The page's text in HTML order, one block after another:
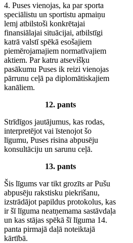
4. Puses vienojas, ka par sporta
speciālistu un sportistu apmaiņu
lemj atbilstoši konkrētajai
finansiālajai situācijai, atbilstīgi
katrā valstī spēkā esošajiem
piemērojamajiem normatīvajiem
aktiem. Par katru atsevišķu
pasākumu Puses ik reizi vienojas
pārrunu ceļā pa diplomātiskajiem
kanāliem.
12. pants
Strīdīgos jautājumus, kas rodas,
interpretējot vai īstenojot šo
līgumu, Puses risina abpusēju
konsultāciju un sarunu ceļā.
13. pants
Šis līgums var tikt grozīts ar Pušu
abpusēju rakstisku piekrišanu,
izstrādājot papildus protokolus, kas
ir šī līguma neatņemama sastāvdaļa
un kas stājas spēkā šī līguma 14.
panta pirmajā daļā noteiktajā
kārtībā.